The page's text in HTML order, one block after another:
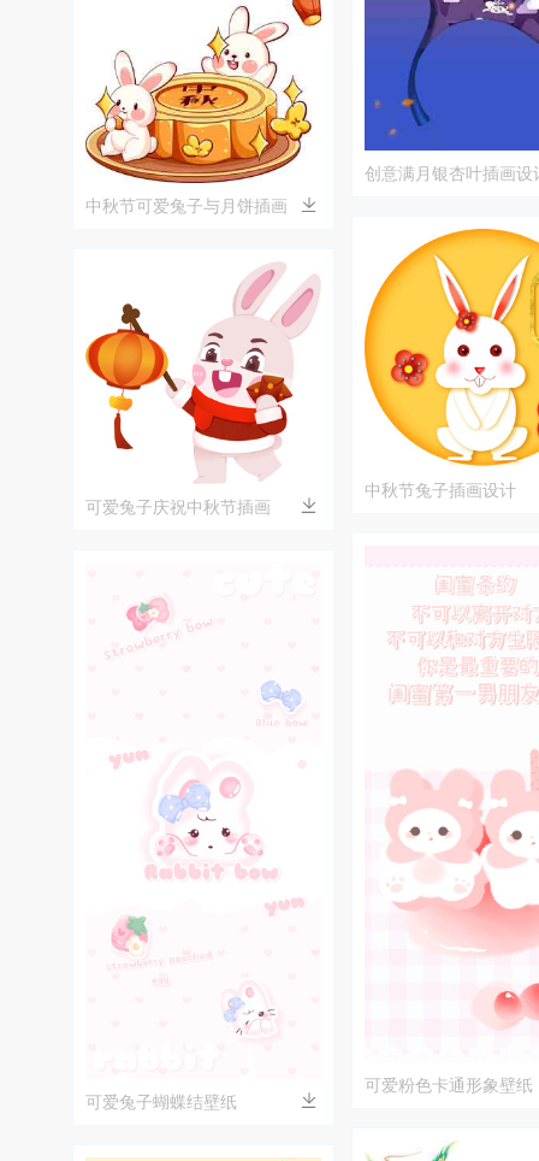
中秋节可爱兔子与月饼插画
可爱兔子庆祝中秋节插画
可爱兔子蝴蝶结壁纸
创意满月银杏叶插画设
中秋节兔子插画设计
可爱粉色卡通形象壁纸